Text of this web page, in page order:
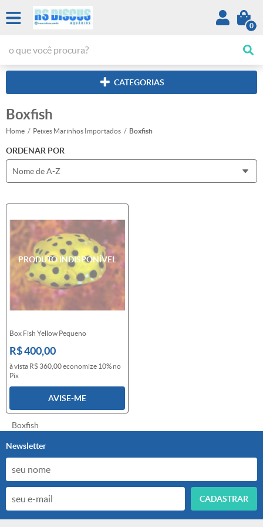
0
CATEGORIAS
Boxfish
Home Peixes Marinhos Importados Boxfish
ORDENAR POR
Nome de A-Z
Box Fish Yellow Pequeno
R$ 400,00
à vista R$ 360,00economize 10% no
Pix
AVISE-ME
Boxfish
Newsletter
CADASTRAR